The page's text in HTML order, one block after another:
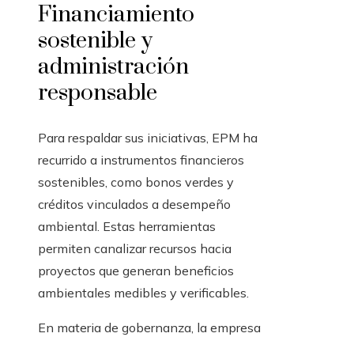
Financiamiento
sostenible y
administración
responsable
Para respaldar sus iniciativas, EPM ha
recurrido a instrumentos financieros
sostenibles, como bonos verdes y
créditos vinculados a desempeño
ambiental. Estas herramientas
permiten canalizar recursos hacia
proyectos que generan beneficios
ambientales medibles y verificables.
En materia de gobernanza, la empresa